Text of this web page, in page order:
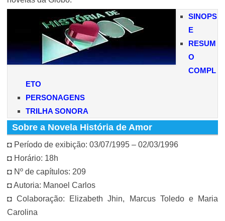
SINOPS
E
RESUM
O
COMPL
ETO
PERSONAGENS
TRILHA SONORA
Sobre a Novela História de Amor
◘ Período de exibição: 03/07/1995 – 02/03/1996
◘ Horário: 18h
◘ Nº de capítulos: 209
◘ Autoria: Manoel Carlos
◘ Colaboração: Elizabeth Jhin, Marcus Toledo e Maria
Carolina